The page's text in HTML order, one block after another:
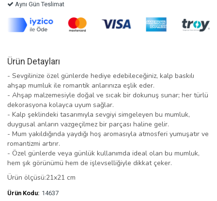
Aynı Gün Teslimat
Ürün Detayları
- Sevgilinize özel günlerde hediye edebileceğiniz, kalp baskılı
ahşap mumluk ile romantik anlarınıza eşlik eder.
- Ahşap malzemesiyle doğal ve sıcak bir dokunuş sunar; her türlü
dekorasyona kolayca uyum sağlar.
- Kalp şeklindeki tasarımıyla sevgiyi simgeleyen bu mumluk,
duygusal anların vazgeçilmez bir parçası haline gelir.
- Mum yakıldığında yaydığı hoş aromasıyla atmosferi yumuşatır ve
romantizmi artırır.
- Özel günlerde veya günlük kullanımda ideal olan bu mumluk,
hem şık görünümü hem de işlevselliğiyle dikkat çeker.
Ürün ölçüsü:21x21 cm
Ürün Kodu: 14637